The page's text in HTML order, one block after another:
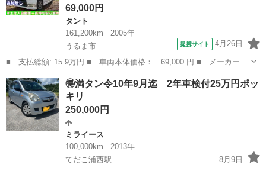
69,000円
タント
161,200km
2005年
うるま市
提携サイト 4月26日
■ 支払総額: 15.9万円 ■ 車両本体価格： 69,000 円 ■ メーカー
名： ダイハツ ■ 車種名： タント ■ グレード名： カスタム
Ｘ 内地車両 自社ローン クレジット対応 車検 令和９年６月２
４日 車検 ■...
沖縄 うるま市 タント
🉐満タン令10年9月迄 2年車検付25万円ポッ
キリ
250,000円
ミライース
100,000km
2013年
てだこ浦西駅
8月9日